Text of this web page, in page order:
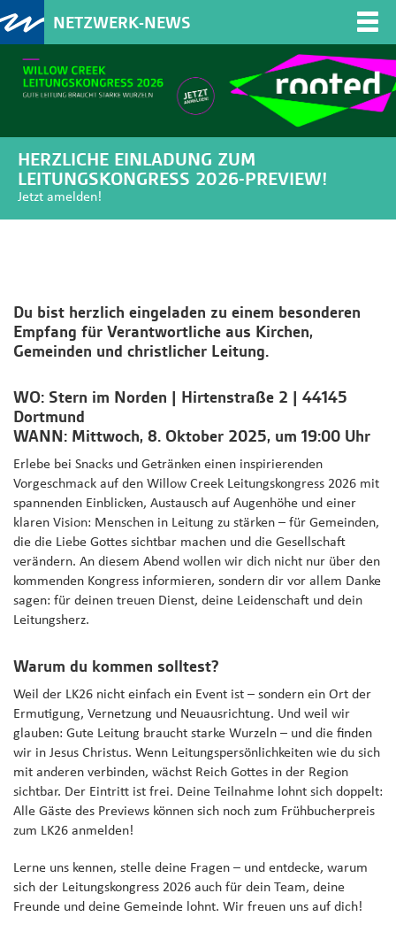
NETZWERK-NEWS
HERZLICHE EINLADUNG ZUM
LEITUNGSKONGRESS 2026-PREVIEW!
Jetzt amelden!
Du bist herzlich eingeladen zu einem besonderen
Empfang für Verantwortliche aus Kirchen,
Gemeinden und christlicher Leitung.
WO: Stern im Norden | Hirtenstraße 2 | 44145
Dortmund
WANN: Mittwoch, 8. Oktober 2025, um 19:00 Uhr
Erlebe bei Snacks und Getränken einen inspirierenden
Vorgeschmack auf den Willow Creek Leitungskongress 2026 mit
spannenden Einblicken, Austausch auf Augenhöhe und einer
klaren Vision: Menschen in Leitung zu stärken – für Gemeinden,
die die Liebe Gottes sichtbar machen und die Gesellschaft
verändern. An diesem Abend wollen wir dich nicht nur über den
kommenden Kongress informieren, sondern dir vor allem Danke
sagen: für deinen treuen Dienst, deine Leidenschaft und dein
Leitungsherz.
Warum du kommen solltest?
Weil der LK26 nicht einfach ein Event ist – sondern ein Ort der
Ermutigung, Vernetzung und Neuausrichtung. Und weil wir
glauben: Gute Leitung braucht starke Wurzeln – und die finden
wir in Jesus Christus. Wenn Leitungspersönlichkeiten wie du sich
mit anderen verbinden, wächst Reich Gottes in der Region
sichtbar. Der Eintritt ist frei. Deine Teilnahme lohnt sich doppelt:
Alle Gäste des Previews können sich noch zum Frühbucherpreis
zum LK26 anmelden!
Lerne uns kennen, stelle deine Fragen – und entdecke, warum
sich der Leitungskongress 2026 auch für dein Team, deine
Freunde und deine Gemeinde lohnt. Wir freuen uns auf dich!